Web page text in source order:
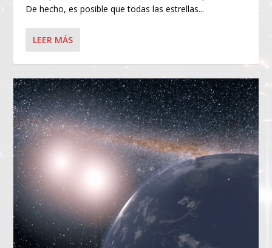
De hecho, es posible que todas las estrellas...
LEER MÁS